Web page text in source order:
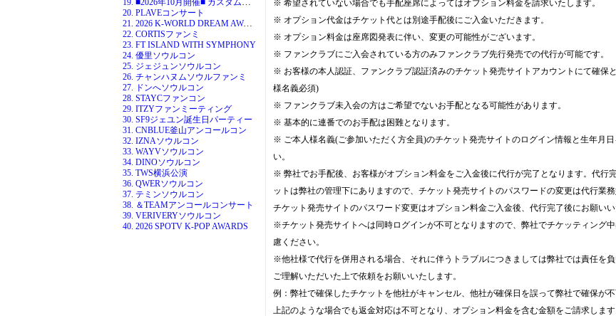
20. PLAVEコンサート
21. 2026 K-WORLD DREAM AWARDS
22. CORTISファンミ
23. FT ISLAND WITH SYMPHONY
24. 優里ソウルコン
25. ジェジュンソウルコン
26. チャンハヌムソウルファンミ
27. ドンへソウルコン
28. STAYCファンコン
29. ITZYファンミーティング
30. SF9ジェユン誕生日パーティー
31. CNBLUE釜山アンコールコン
32. IZNAソウルコン
33. WAYVソウルコン
34. DINOソウルコン
35. TWS横浜公演
36. QWERソウルコン
37. テミンソウルコン
38. ＆TEAMアンコールコンサート
39. VERIVERYソウルコン
40. 2026 SPOTV K-POP AWARDS
※ 希望されていない場合でも手配座席によってはオプション料金を請求いたします。
※ オプション代金はチケット代とは別途手配後にご入金いただきます。
※ オプション料金は座席図発表に伴い、変更の可能性がございます。
※ ファンクラブにご入会されている方のみファンクラブ先行発売での代行が可能です。
※ お客様の本人認証、ファンクラブ認証済みのチケット発売サイトアカウントにて確保
様名義必須)
※ ファンクラブ未入会の方はご希望でないお手配となる可能性があります。
※ 基本的に連番でのお手配は困難となります。
※ ご本人様名義(ご参加いただく方全員)のチケット発売サイトのログイン情報と生年月日
い。
※ 弊社でお手配後、お客様がオプション料金をご入金後に代行が完了となります。代行
ットは弊社の管理下にありますので、チケット発売サイトのパスワードの変更は代行業務
チケット発売サイトのパスワード変更はオプション料金ご入金後、代行完了後にお願いい
※チケット発売サイトへは同時ログインが不可となりますので、弊社でチケッティング
慮ください。
※他社様で代行を併用される場合、それに伴うトラブルにつきましては弊社では責任を負
ご理解いただいた上で依頼をお願いいたします。
例：弊社で確保したチケットを他社がキャンセル、他社が確保日を誤って弊社で確保が
上記のような場合でも返金対応は不可となり、オプション料金を含む金額をご請求します